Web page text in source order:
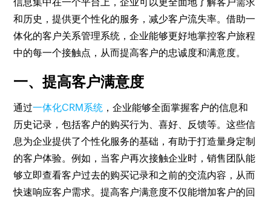
和历史，提供更个性化的服务，减少客户流失率。借助一
体化的客户关系管理系统，企业能够更好地掌控客户旅程
中的每一个接触点，从而提高客户的忠诚度和满意度。
一、提高客户满意度
通过一体化CRM系统 ，企业能够全面掌握客户的信息和
历史记录，包括客户的购买行为、喜好、反馈等。这些信
息为企业提供了个性化服务的基础，有助于打造量身定制
的客户体验。例如，当客户再次接触企业时，销售团队能
够立即查看客户过去的购买记录和之前的交流内容，从而
快速响应客户需求。提高客户满意度不仅能增加客户的回